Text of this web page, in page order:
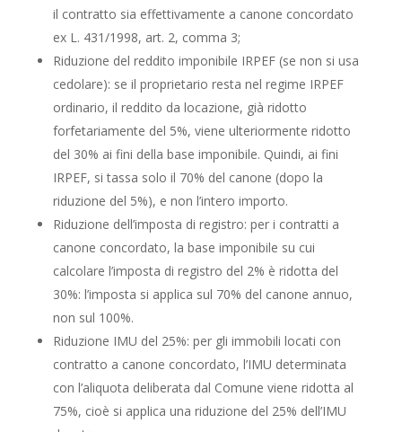
il contratto sia effettivamente a canone concordato
ex L. 431/1998, art. 2, comma 3;
Riduzione del reddito imponibile IRPEF (se non si usa
cedolare): se il proprietario resta nel regime IRPEF
ordinario, il reddito da locazione, già ridotto
forfetariamente del 5%, viene ulteriormente ridotto
del 30% ai fini della base imponibile. Quindi, ai fini
IRPEF, si tassa solo il 70% del canone (dopo la
riduzione del 5%), e non l’intero importo.
Riduzione dell’imposta di registro: per i contratti a
canone concordato, la base imponibile su cui
calcolare l’imposta di registro del 2% è ridotta del
30%: l’imposta si applica sul 70% del canone annuo,
non sul 100%.
Riduzione IMU del 25%: per gli immobili locati con
contratto a canone concordato, l’IMU determinata
con l’aliquota deliberata dal Comune viene ridotta al
75%, cioè si applica una riduzione del 25% dell’IMU